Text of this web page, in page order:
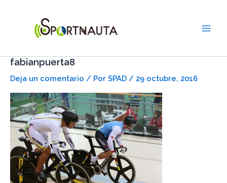
fabianpuerta8
Deja un comentario / Por SPAD / 29 octubre, 2016